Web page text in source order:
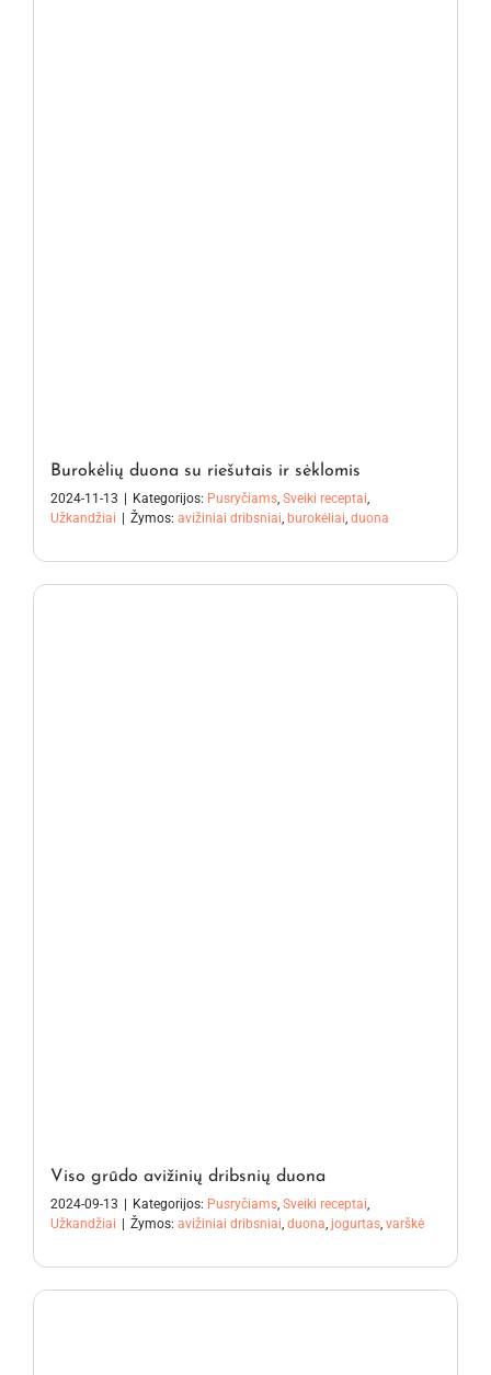
Burokėlių duona su riešutais ir sėklomis
2024-11-13 | Kategorijos: Pusryčiams Sveiki receptai
Užkandžiai | Žymos: avižiniai dribsniai burokėliai duona
Viso grūdo avižinių dribsnių duona
2024-09-13 Kategorijos: Pusryčiams, Sveiki receptai,
Užkandžiai
Žymos: avižiniai dribsniai, duona, jogurtas, varškė